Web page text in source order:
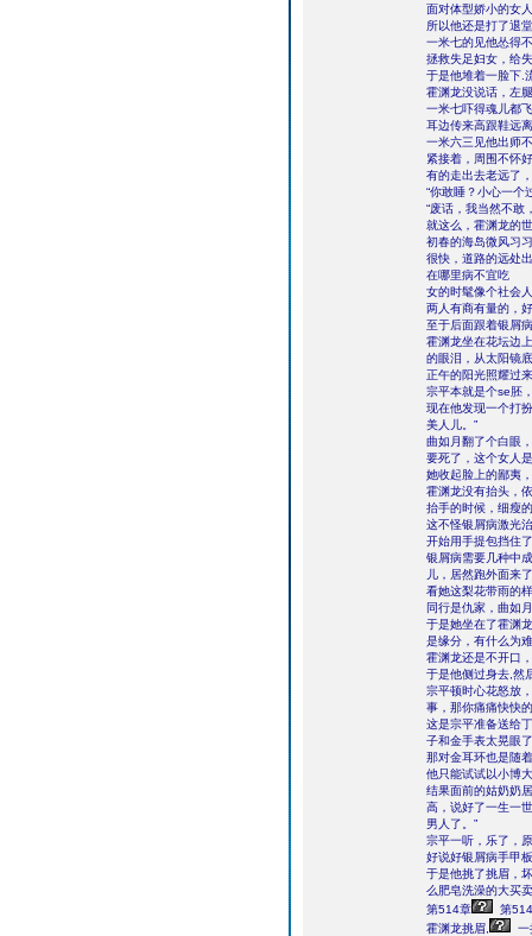
面对体型娇小的女
所以他还是打了退
一米七的见他怂得
拯救失足妇女，给
于是他堆着一脸下.
霍渊龙没说话，左
一米七吓得魂儿都
耳边传来高跟鞋远
一米六三见他出师
紧接着，周围不怀
有的走出去老远了
“你敢睡？小心一个
“废话，我当然不敢
就这么，霍渊龙的
初春的海岛微风习
很快，道路的远处
在哪里病不宜吃
女的时髦像个社会
两人有商有量的，
至于后面跟着银屑
霍渊龙坐在花坛边
的眼泪，从太阳镜
正午的阳光照耀过
宗平本就是个se胚
现在他发现一个打
美人儿。”
曲如月翻了个白眼
要死了，这个女人
她收起脸上的鄙夷
霍渊龙没有抬头，
抬手的时候，细瘦
这不怪银屑病激光
开始用手提包挡住
银屑病需要几种中
儿，居然跑外面来
看她这梨花带雨的
同行是仇家，曲如
于是她坐在了霍渊
是缘分，有什么为
霍渊龙还是不开口
于是他侧过身去,然
宗平顿时心花怒放
事，那你痛痛快快
这是宗平准备送给
子和金手表太晃眼
那对金耳环也是随
他只能试试以小博
结果面前的姑奶奶
高，说好了一生一
男人了。”
宗平一听，乐了，
好说好银屑病手甲
于是他挑了挑眉，
么肥皂洗澡的大买
第514章
第
霍渊龙挑眉,
一